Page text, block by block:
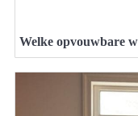
Welke opvouwbare